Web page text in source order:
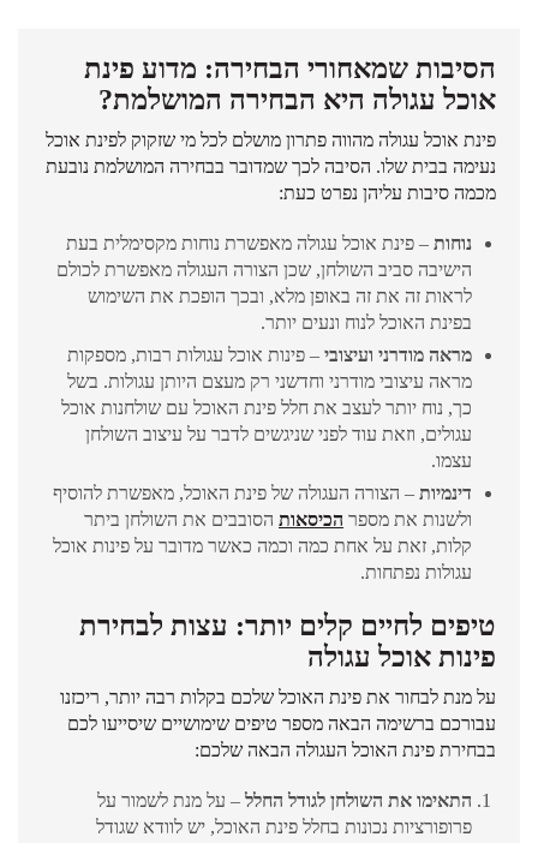
הסיבות שמאחורי הבחירה: מדוע פינת
אוכל עגולה היא הבחירה המושלמת?
פינת אוכל עגולה מהווה פתרון מושלם לכל מי שזקוק לפינת אוכל
נעימה בבית שלו. הסיבה לכך שמדובר בבחירה המושלמת נובעת
מכמה סיבות עליהן נפרט כעת:
נוחות – פינת אוכל עגולה מאפשרת נוחות מקסימלית בעת
הישיבה סביב השולחן, שכן הצורה העגולה מאפשרת לכולם
לראות זה את זה באופן מלא, ובכך הופכת את השימוש
בפינת האוכל לנוח ונעים יותר.
מראה מודרני ועיצובי – פינות אוכל עגולות רבות, מספקות
מראה עיצובי מודרני וחדשני רק מעצם היותן עגולות. בשל
כך, נוח יותר לעצב את חלל פינת האוכל עם שולחנות אוכל
עגולים, וזאת עוד לפני שניגשים לדבר על עיצוב השולחן
עצמו.
דינמיות – הצורה העגולה של פינת האוכל, מאפשרת להוסיף
ולשנות את מספר הכיסאות הסובבים את השולחן ביתר
קלות, זאת על אחת כמה וכמה כאשר מדובר על פינות אוכל
עגולות נפתחות.
טיפים לחיים קלים יותר: עצות לבחירת
פינות אוכל עגולה
על מנת לבחור את פינת האוכל שלכם בקלות רבה יותר, ריכזנו
עבורכם ברשימה הבאה מספר טיפים שימושיים שיסייעו לכם
בבחירת פינת האוכל העגולה הבאה שלכם:
התאימו את השולחן לגודל החלל – על מנת לשמור על
פרופורציות נכונות בחלל פינת האוכל, יש לוודא שגודל